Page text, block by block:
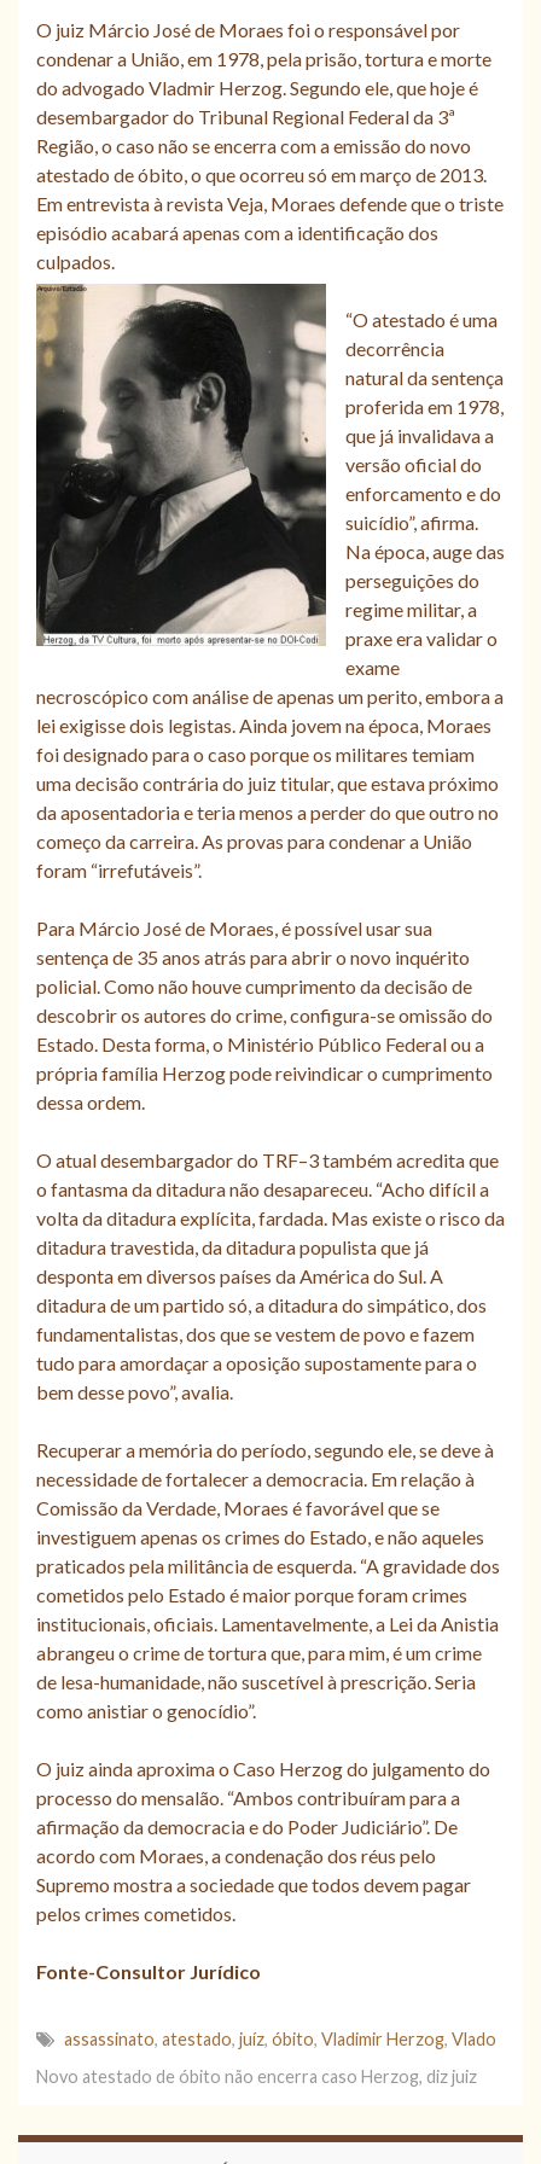
O juiz Márcio José de Moraes foi o responsável por
condenar a União, em 1978, pela prisão, tortura e morte
do advogado Vladmir Herzog. Segundo ele, que hoje é
desembargador do Tribunal Regional Federal da 3ª
Região, o caso não se encerra com a emissão do novo
atestado de óbito, o que ocorreu só em março de 2013.
Em entrevista à revista Veja, Moraes defende que o triste
episódio acabará apenas com a identificação dos
culpados.
“O atestado é uma
decorrência
natural da sentença
proferida em 1978,
que já invalidava a
versão oficial do
enforcamento e do
suicídio”, afirma.
Na época, auge das
perseguições do
regime militar, a
praxe era validar o
exame
necroscópico com análise de apenas um perito, embora a
lei exigisse dois legistas. Ainda jovem na época, Moraes
foi designado para o caso porque os militares temiam
uma decisão contrária do juiz titular, que estava próximo
da aposentadoria e teria menos a perder do que outro no
começo da carreira. As provas para condenar a União
foram “irrefutáveis”.
Para Márcio José de Moraes, é possível usar sua
sentença de 35 anos atrás para abrir o novo inquérito
policial. Como não houve cumprimento da decisão de
descobrir os autores do crime, configura-se omissão do
Estado. Desta forma, o Ministério Público Federal ou a
própria família Herzog pode reivindicar o cumprimento
dessa ordem.
O atual desembargador do TRF–3 também acredita que
o fantasma da ditadura não desapareceu. “Acho difícil a
volta da ditadura explícita, fardada. Mas existe o risco da
ditadura travestida, da ditadura populista que já
desponta em diversos países da América do Sul. A
ditadura de um partido só, a ditadura do simpático, dos
fundamentalistas, dos que se vestem de povo e fazem
tudo para amordaçar a oposição supostamente para o
bem desse povo”, avalia.
Recuperar a memória do período, segundo ele, se deve à
necessidade de fortalecer a democracia. Em relação à
Comissão da Verdade, Moraes é favorável que se
investiguem apenas os crimes do Estado, e não aqueles
praticados pela militância de esquerda. “A gravidade dos
cometidos pelo Estado é maior porque foram crimes
institucionais, oficiais. Lamentavelmente, a Lei da Anistia
abrangeu o crime de tortura que, para mim, é um crime
de lesa-humanidade, não suscetível à prescrição. Seria
como anistiar o genocídio”.
O juiz ainda aproxima o Caso Herzog do julgamento do
processo do mensalão. “Ambos contribuíram para a
afirmação da democracia e do Poder Judiciário”. De
acordo com Moraes, a condenação dos réus pelo
Supremo mostra a sociedade que todos devem pagar
pelos crimes cometidos.
Fonte-Consultor Jurídico
assassinato, atestado, juíz, óbito, Vladimir Herzog, Vlado
Novo atestado de óbito não encerra caso Herzog, diz juiz
Acesse aqui o Relatório Final da